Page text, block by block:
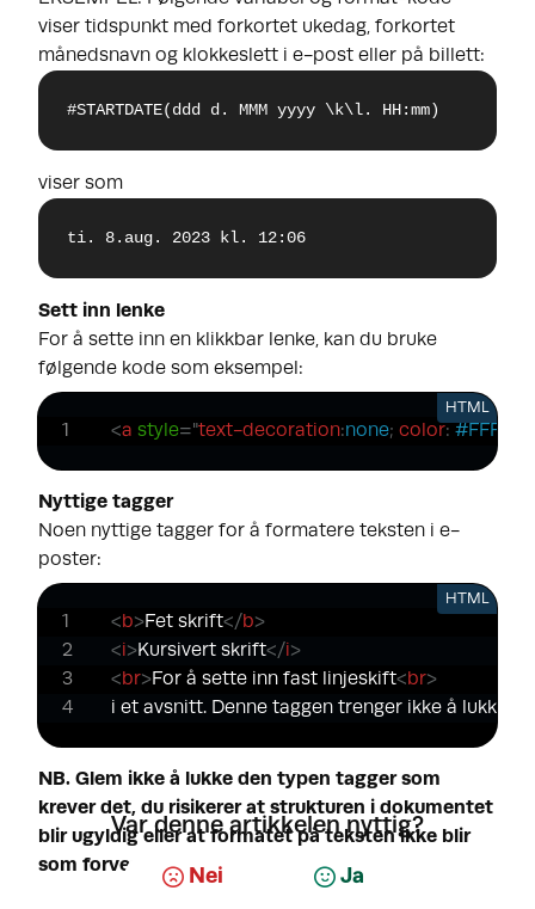
viser tidspunkt med forkortet ukedag, forkortet
månedsnavn og klokkeslett i e-post eller på billett:
#STARTDATE(ddd d. MMM yyyy \k\l. HH:mm)
viser som
ti. 8.aug. 2023 kl. 12:06
Sett inn lenke
For å sette inn en klikkbar lenke, kan du bruke
følgende kode som eksempel:
<a style="text-decoration:none; color: #FFFFFF
HTML
Nyttige tagger
Noen nyttige tagger for å formatere teksten i e-
poster:
<b>Fet skrift</b>
<i>Kursivert skrift</i>
<br>For å sette inn fast linjeskift<br>
i et avsnitt. Denne taggen trenger ikke å lukkes.
HTML
NB. Glem ikke å lukke den typen tagger som
krever det, du risikerer at strukturen i dokumentet
blir ugyldig eller at formatet på teksten ikke blir
som forventet.
Var denne artikkelen nyttig?
Nei Ja